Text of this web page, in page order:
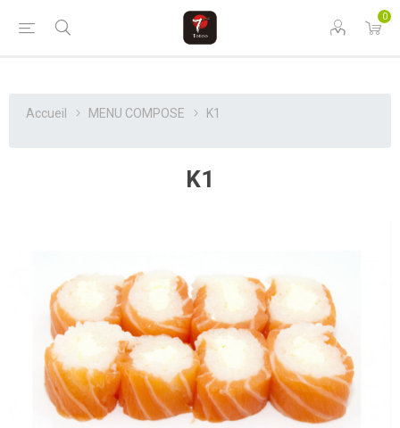
0
Accueil MENU COMPOSE K1
K1